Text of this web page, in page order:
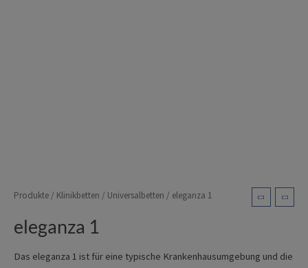
Produkte / Klinikbetten / Universalbetten / eleganza 1
eleganza 1
Das eleganza 1 ist für eine typische Krankenhausumgebung und die